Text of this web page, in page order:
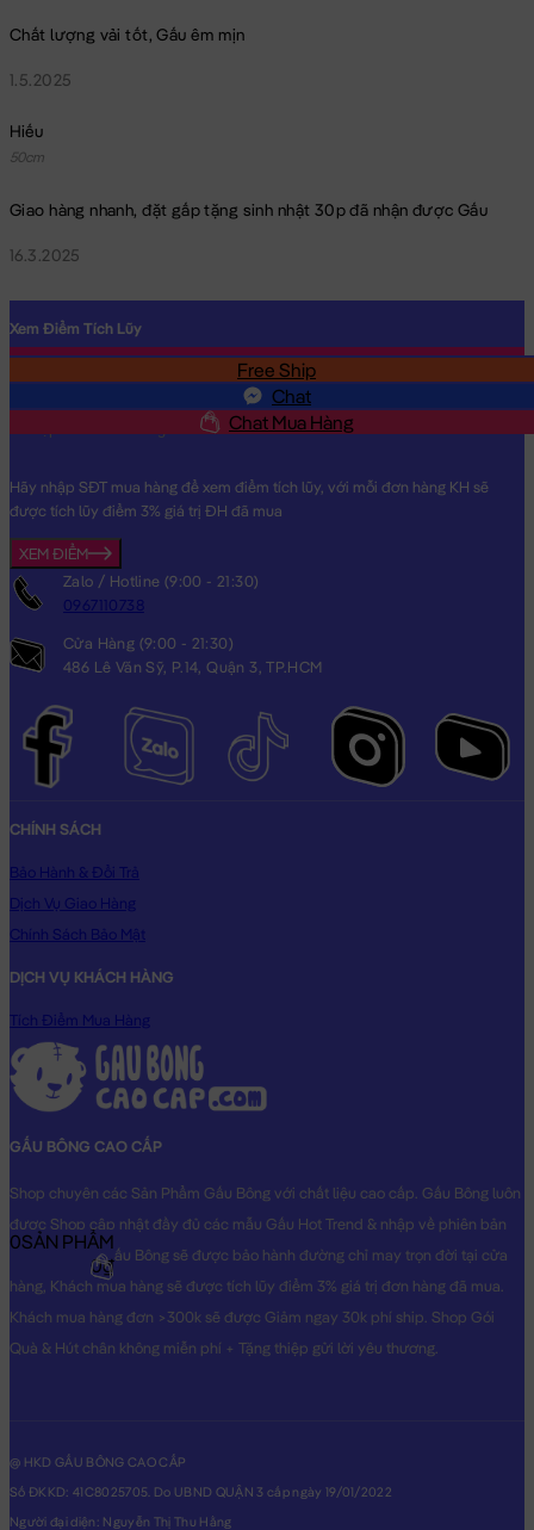
Chất lượng vải tốt, Gấu êm mịn
1.5.2025
Hiếu
50cm
Giao hàng nhanh, đặt gấp tặng sinh nhật 30p đã nhận được Gấu
16.3.2025
Free Ship
Chat
Chat Mua Hàng
Xem Điểm Tích Lũy
Hãy nhập SĐT mua hàng để xem điểm tích lũy, với mỗi đơn hàng KH sẽ
được tích lũy điểm 3% giá trị ĐH đã mua
XEM ĐIỂM
Zalo / Hotline (9:00 - 21:30)
0967110738
Cửa Hàng (9:00 - 21:30)
486 Lê Văn Sỹ, P.14, Quận 3, TP.HCM
CHÍNH SÁCH
Bảo Hành & Đổi Trả
Dịch Vụ Giao Hàng
Chính Sách Bảo Mật
DỊCH VỤ KHÁCH HÀNG
Tích Điểm Mua Hàng
GẤU BÔNG CAO CẤP
Shop chuyên các Sản Phẩm Gấu Bông với chất liệu cao cấp. Gấu Bông luôn
được Shop cập nhật đầy đủ các mẫu Gấu Hot Trend & nhập về phiên bản
Original nhất. Gấu Bông sẽ được bảo hành đường chỉ may trọn đời tại cửa
hàng, Khách mua hàng sẽ được tích lũy điểm 3% giá trị đơn hàng đã mua.
Khách mua hàng đơn >300k sẽ được Giảm ngay 30k phí ship. Shop Gói
Quà & Hút chân không miễn phí + Tặng thiệp gửi lời yêu thương.
@ HKD GẤU BÔNG CAO CẤP
Số ĐKKD: 41C8025705. Do UBND QUẬN 3 cấp ngày 19/01/2022
Người đại diện: Nguyễn Thị Thu Hằng
0SẢN PHẨM
0₫